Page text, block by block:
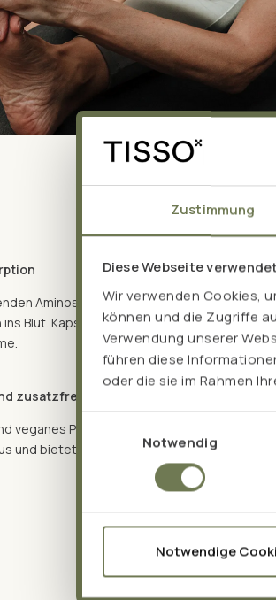
Zustimmung
Diese Webseite
Wir verwenden Cookies,
können und die Zugriffe
Verwendung unserer
führen diese
oder die sie im Rahmen
Notwendig
Notwendige
Aminosäuren müssen nicht erst
Blut. Kapselhüllen aus schnell
zusatzfrei
veganes Pullulan – sonst nichts. Pro Amino
und bietet alle essentiellen Aminosäuren